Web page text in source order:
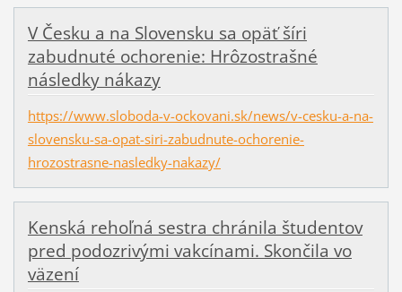
V Česku a na Slovensku sa opäť šíri
zabudnuté ochorenie: Hrôzostrašné
následky nákazy
https://www.sloboda-v-ockovani.sk/news/v-cesku-a-na-
slovensku-sa-opat-siri-zabudnute-ochorenie-
hrozostrasne-nasledky-nakazy/
Kenská rehoľná sestra chránila študentov
pred podozrivými vakcínami. Skončila vo
väzení